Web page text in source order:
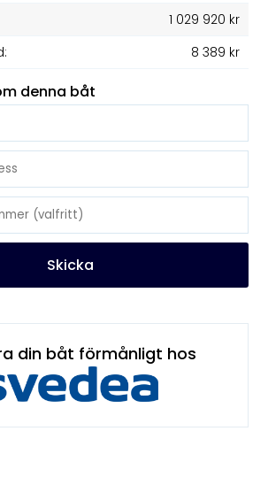
1 029 920 kr
8 389 kr
denna båt
Skicka
din båt förmånligt hos